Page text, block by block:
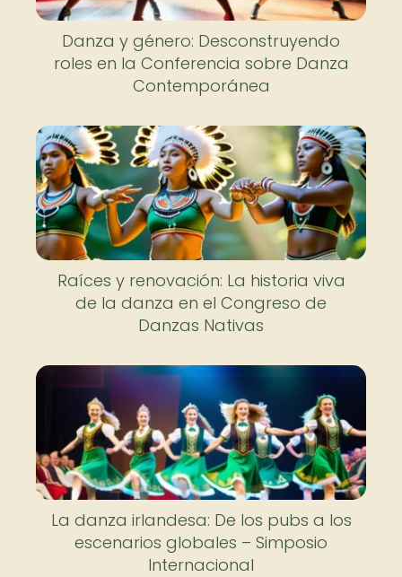
Danza y género: Desconstruyendo
roles en la Conferencia sobre Danza
Contemporánea
Raíces y renovación: La historia viva
de la danza en el Congreso de
Danzas Nativas
La danza irlandesa: De los pubs a los
escenarios globales – Simposio
Internacional